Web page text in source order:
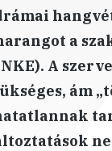
a
A
ám